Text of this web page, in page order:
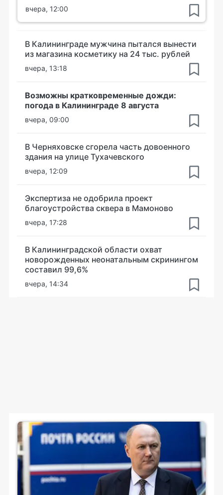
вчера, 12:00
В Калининграде мужчина пытался вынести
из магазина косметику на 24 тыс. рублей
вчера, 13:18
Возможны кратковременные дожди:
погода в Калининграде 8 августа
вчера, 09:00
В Черняховске сгорела часть довоенного
здания на улице Тухачевского
вчера, 12:09
Экспертиза не одобрила проект
благоустройства сквера в Мамоново
вчера, 17:28
В Калининградской области охват
новорожденных неонатальным скринингом
составил 99,6%
вчера, 14:34